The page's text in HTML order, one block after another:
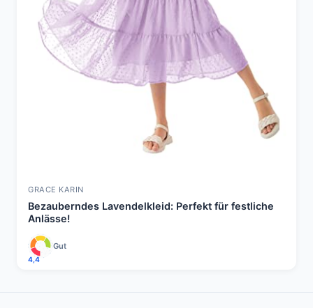
GRACE KARIN
Bezauberndes Lavendelkleid: Perfekt für festliche
Anlässe!
4,4
Gut